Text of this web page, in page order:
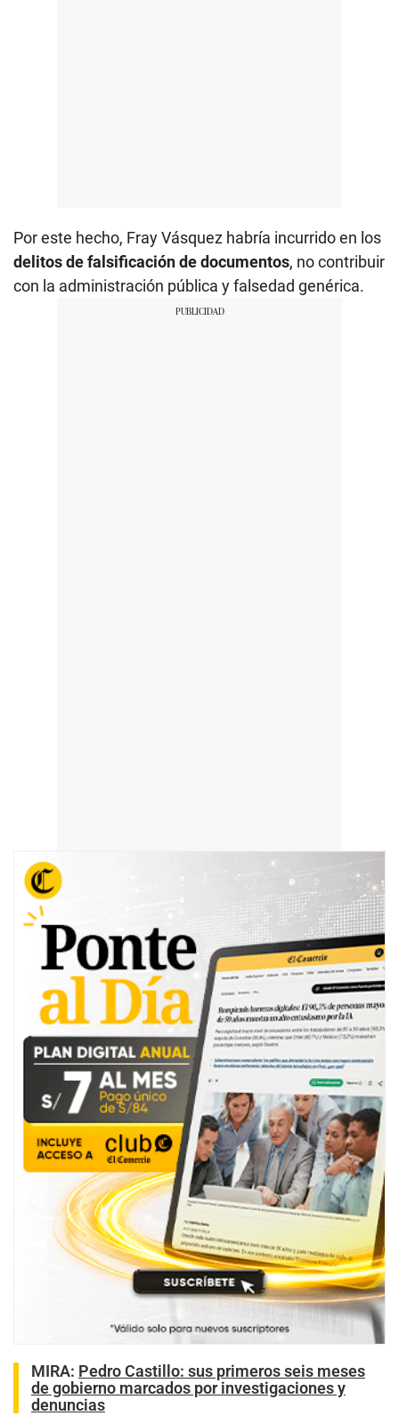
Por este hecho, Fray Vásquez habría incurrido en los
delitos de falsificación de documentos, no contribuir
con la administración pública y falsedad genérica.
MIRA: Pedro Castillo: sus primeros seis meses
de gobierno marcados por investigaciones y
denuncias